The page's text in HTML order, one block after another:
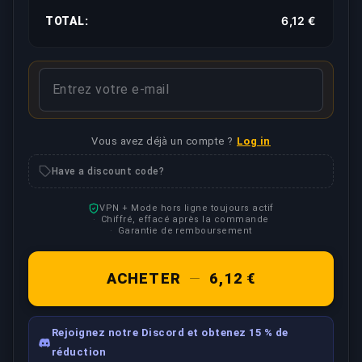
TOTAL: 6,12 €
Vous avez déjà un compte ? Log in
Have a discount code?
VPN + Mode hors ligne toujours actif
Chiffré, effacé après la commande
Garantie de remboursement
ACHETER — 6,12 €
Rejoignez notre Discord et obtenez 15 % de
réduction